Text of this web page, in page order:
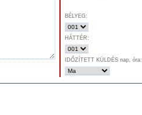
BÉLYEG:
HÁTTÉR:
IDŐZÍTETT KÜLDÉS nap, óra: